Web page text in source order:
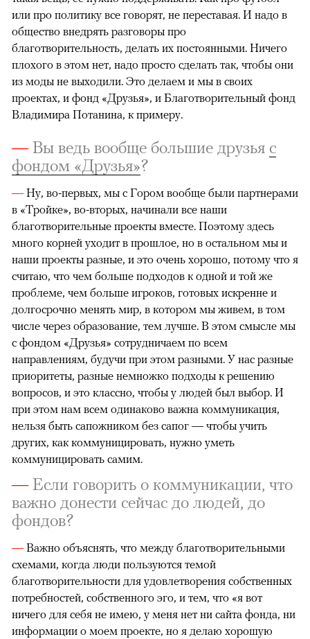
или про политику все говорят, не переставая. И надо в
общество внедрять разговоры про
благотворительность, делать их постоянными. Ничего
плохого в этом нет, надо просто сделать так, чтобы они
из моды не выходили. Это делаем и мы в своих
проектах, и фонд «Друзья», и Благотворительный фонд
Владимира Потанина, к примеру.
—Вы ведь вообще большие друзья с
фондом «Друзья»?
— Ну, во-первых, мы с Гором вообще были партнерами
в «Тройке», во-вторых, начинали все наши
благотворительные проекты вместе. Поэтому здесь
много корней уходит в прошлое, но в остальном мы и
наши проекты разные, и это очень хорошо, потому что я
считаю, что чем больше подходов к одной и той же
проблеме, чем больше игроков, готовых искренне и
долгосрочно менять мир, в котором мы живем, в том
числе через образование, тем лучше. В этом смысле мы
с фондом «Друзья» сотрудничаем по всем
направлениям, будучи при этом разными. У нас разные
приоритеты, разные немножко подходы к решению
вопросов, и это классно, чтобы у людей был выбор. И
при этом нам всем одинаково важна коммуникация,
нельзя быть сапожником без сапог — чтобы учить
других, как коммуницировать, нужно уметь
коммуницировать самим.
—Если говорить о коммуникации, что
важно донести сейчас до людей, до
фондов?
— Важно объяснять, что между благотворительными
схемами, когда люди пользуются темой
благотворительности для удовлетворения собственных
потребностей, собственного эго, и тем, что «я вот
ничего для себя не имею, у меня нет ни сайта фонда, ни
информации о моем проекте, но я делаю хорошую